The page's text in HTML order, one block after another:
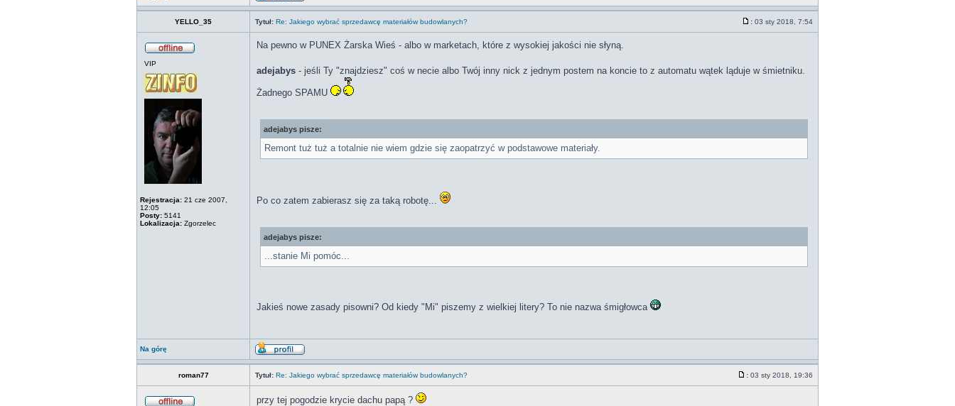
YELLO_35 Tytuł: Re: Jakiego wybrać sprzedawcę materiałów budowlanych? : 03 sty 2018, 7:54
VIP
Rejestracja: 21 cze 2007,
12:05
Posty: 5141
Lokalizacja: Zgorzelec
Na pewno w PUNEX Żarska Wieś - albo w marketach, które z wysokiej jakości nie słyną.
adejabys - jeśli Ty "znajdziesz" coś w necie albo Twój inny nick z jednym postem na koncie to z automatu wątek ląduje w śmietniku.
Żadnego SPAMU
adejabys pisze:
Remont tuż tuż a totalnie nie wiem gdzie się zaopatrzyć w podstawowe materiały.
Po co zatem zabierasz się za taką robotę...
adejabys pisze:
...stanie Mi pomóc...
Jakieś nowe zasady pisowni? Od kiedy "Mi" piszemy z wielkiej litery? To nie nazwa śmigłowca
Na górę
roman77 Tytuł: Re: Jakiego wybrać sprzedawcę materiałów budowlanych? : 03 sty 2018, 19:36
przy tej pogodzie krycie dachu papą ?